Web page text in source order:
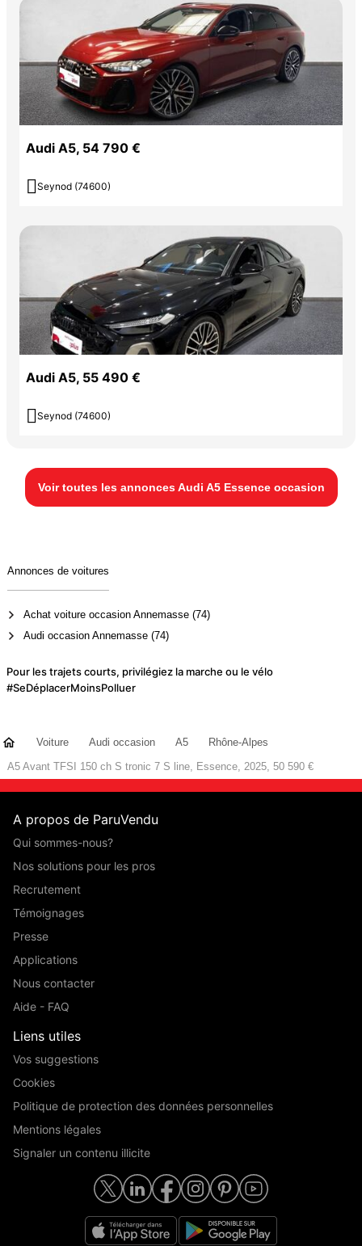
Audi A5, 54 790 €
 Seynod (74600)
Audi A5, 55 490 €
 Seynod (74600)
Voir toutes les annonces Audi A5 Essence occasion
Annonces de voitures
Achat voiture occasion Annemasse (74)
Audi occasion Annemasse (74)
Pour les trajets courts, privilégiez la marche ou le vélo
#SeDéplacerMoinsPolluer
Voiture Audi occasion A5
Rhône-Alpes
A5 Avant TFSI 150 ch S tronic 7 S line, Essence, 2025, 50 590 €
A propos de ParuVendu
Qui sommes-nous?
Nos solutions pour les pros
Recrutement
Témoignages
Presse
Applications
Nous contacter
Aide - FAQ
Liens utiles
Vos suggestions
Cookies
Politique de protection des données personnelles
Mentions légales
Signaler un contenu illicite